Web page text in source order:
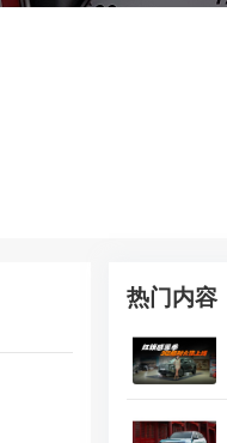
热门内容